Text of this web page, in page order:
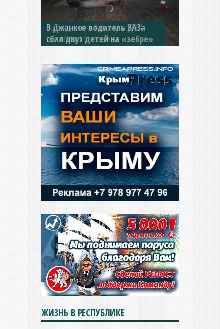
В Джанкое водитель ВАЗа
сбил двух детей на «зебре»
ЖИЗНЬ В РЕСПУБЛИКЕ